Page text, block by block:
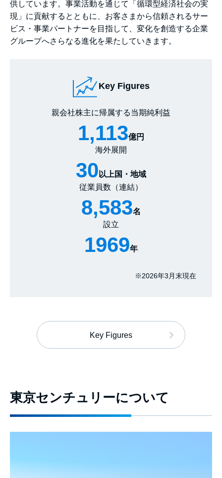
供しています。事業活動を通じて「循環型経済社会の実
現」に貢献するとともに、お客さまから信頼されるサー
ビス・事業パートナーを目指して、変化を創造する企業
グループへさらなる進化を果たしていきます。
Key Figures
親会社株主に帰属する当期純利益
1,113億円
海外展開
30 以上国・地域
従業員数（連結）
8,583名
設立
1969年
※2026年3月末現在
Key Figures
東京センチュリーについて